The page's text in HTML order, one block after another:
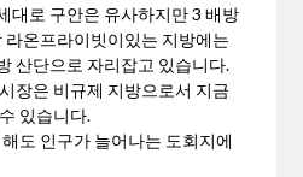
대로 구안은 유사하지만 3 배방
라온프라이빗이있는 지방에는
산단으로 자리잡고 있습니다.
장은 비규제 지방으로서 지금
있습니다.
도 인구가 늘어나는 도회지에